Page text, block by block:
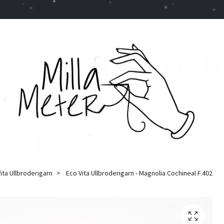
Ullbroderigarn Eco Vita Ullbroderigarn - Magnolia Cochineal F.402